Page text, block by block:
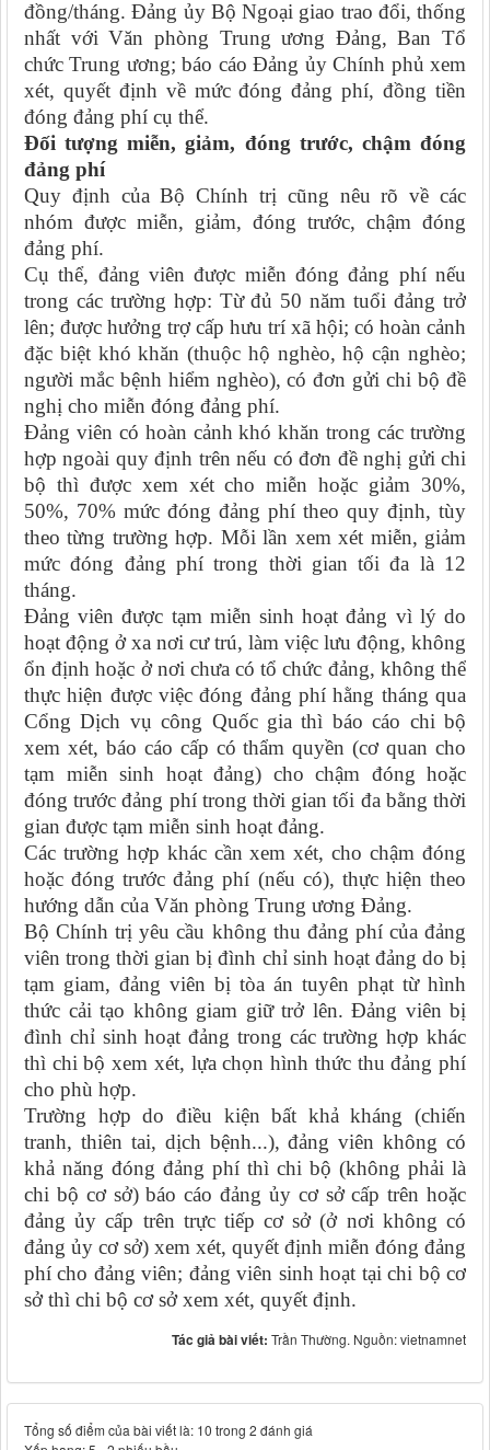
đồng/tháng. Đảng ủy Bộ Ngoại giao trao đổi, thống
nhất với Văn phòng Trung ương Đảng, Ban Tổ
chức Trung ương; báo cáo Đảng ủy Chính phủ xem
xét, quyết định về mức đóng đảng phí, đồng tiền
đóng đảng phí cụ thể.
Đối tượng miễn, giảm, đóng trước, chậm đóng
đảng phí
Quy định của Bộ Chính trị cũng nêu rõ về các
nhóm được miễn, giảm, đóng trước, chậm đóng
đảng phí.
Cụ thể, đảng viên được miễn đóng đảng phí nếu
trong các trường hợp: Từ đủ 50 năm tuổi đảng trở
lên; được hưởng trợ cấp hưu trí xã hội; có hoàn cảnh
đặc biệt khó khăn (thuộc hộ nghèo, hộ cận nghèo;
người mắc bệnh hiểm nghèo), có đơn gửi chi bộ đề
nghị cho miễn đóng đảng phí.
Đảng viên có hoàn cảnh khó khăn trong các trường
hợp ngoài quy định trên nếu có đơn đề nghị gửi chi
bộ thì được xem xét cho miễn hoặc giảm 30%,
50%, 70% mức đóng đảng phí theo quy định, tùy
theo từng trường hợp. Mỗi lần xem xét miễn, giảm
mức đóng đảng phí trong thời gian tối đa là 12
tháng.
Đảng viên được tạm miễn sinh hoạt đảng vì lý do
hoạt động ở xa nơi cư trú, làm việc lưu động, không
ổn định hoặc ở nơi chưa có tổ chức đảng, không thể
thực hiện được việc đóng đảng phí hằng tháng qua
Cổng Dịch vụ công Quốc gia thì báo cáo chi bộ
xem xét, báo cáo cấp có thẩm quyền (cơ quan cho
tạm miễn sinh hoạt đảng) cho chậm đóng hoặc
đóng trước đảng phí trong thời gian tối đa bằng thời
gian được tạm miễn sinh hoạt đảng.
Các trường hợp khác cần xem xét, cho chậm đóng
hoặc đóng trước đảng phí (nếu có), thực hiện theo
hướng dẫn của Văn phòng Trung ương Đảng.
Bộ Chính trị yêu cầu không thu đảng phí của đảng
viên trong thời gian bị đình chỉ sinh hoạt đảng do bị
tạm giam, đảng viên bị tòa án tuyên phạt từ hình
thức cải tạo không giam giữ trở lên. Đảng viên bị
đình chỉ sinh hoạt đảng trong các trường hợp khác
thì chi bộ xem xét, lựa chọn hình thức thu đảng phí
cho phù hợp.
Trường hợp do điều kiện bất khả kháng (chiến
tranh, thiên tai, dịch bệnh...), đảng viên không có
khả năng đóng đảng phí thì chi bộ (không phải là
chi bộ cơ sở) báo cáo đảng ủy cơ sở cấp trên hoặc
đảng ủy cấp trên trực tiếp cơ sở (ở nơi không có
đảng ủy cơ sở) xem xét, quyết định miễn đóng đảng
phí cho đảng viên; đảng viên sinh hoạt tại chi bộ cơ
sở thì chi bộ cơ sở xem xét, quyết định.
Tác giả bài viết: Trần Thường. Nguồn: vietnamnet
Tổng số điểm của bài viết là: 10 trong 2 đánh giá